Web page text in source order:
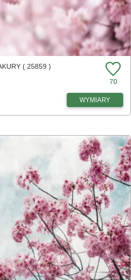
( 25859 )
70
sakury WYMIARY